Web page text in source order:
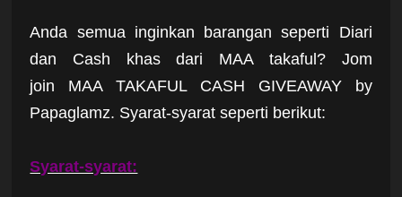
Anda semua inginkan barangan seperti Diari
dan Cash khas dari MAA takaful? Jom
join MAA TAKAFUL CASH GIVEAWAY by
Papaglamz. Syarat-syarat seperti berikut:
Syarat-syarat: